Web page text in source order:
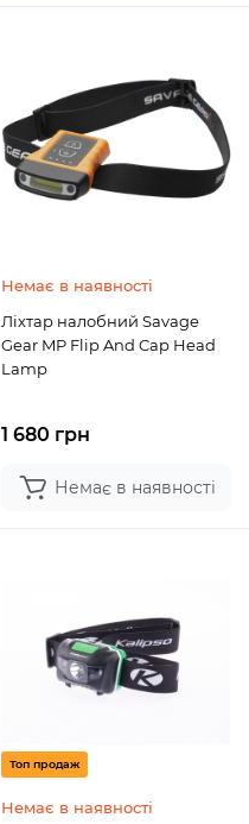
Немає в наявності
Ліхтар налобний Savage
Gear MP Flip And Cap Head
Lamp
1 680 грн
Немає в наявності
Топ продаж
Немає в наявності